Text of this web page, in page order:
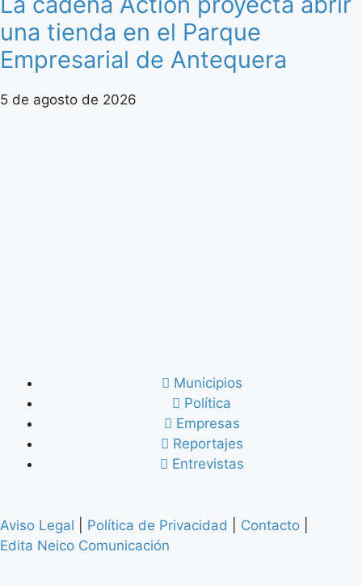
una tienda en el Parque
Empresarial de Antequera
5 de agosto de 2026
Municipios
Política
Empresas
Reportajes
Entrevistas
Aviso Legal Política de Privacidad Contacto
Edita Neico Comunicación